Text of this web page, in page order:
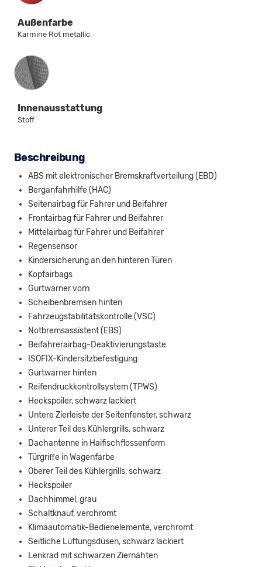
Außenfarbe
Karmine Rot metallic
Innenausstattung
Innenausstattung
Stoff
Beschreibung
ABS mit elektronischer Bremskraftverteilung (EBD)
Berganfahrhilfe (HAC)
Seitenairbag für Fahrer und Beifahrer
Frontairbag für Fahrer und Beifahrer
Mittelairbag für Fahrer und Beifahrer
Regensensor
Kindersicherung an den hinteren Türen
Kopfairbags
Gurtwarner vorn
Scheibenbremsen hinten
Fahrzeugstabilitätskontrolle (VSC)
Notbremsassistent (EBS)
Beifahrerairbag-Deaktivierungstaste
ISOFIX-Kindersitzbefestigung
Gurtwarner hinten
Reifendruckkontrollsystem (TPWS)
Heckspoiler, schwarz lackiert
Untere Zierleiste der Seitenfenster, schwarz
Unterer Teil des Kühlergrills, schwarz
Dachantenne in Haifischflossenform
Türgriffe in Wagenfarbe
Oberer Teil des Kühlergrills, schwarz
Heckspoiler
Dachhimmel, grau
Schaltknauf, verchromt
Klimaautomatik-Bedienelemente, verchromt
Seitliche Lüftungsdüsen, schwarz lackiert
Lenkrad mit schwarzen Ziernähten